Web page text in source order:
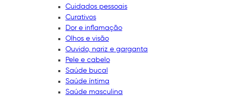
Cuidados pessoais
Curativos
Dor e inflamação
Olhos e visão
Ouvido, nariz e garganta
Pele e cabelo
Saúde bucal
Saúde íntima
Saúde masculina